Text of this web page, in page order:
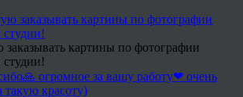
заказывать картины по фотографии
студии!